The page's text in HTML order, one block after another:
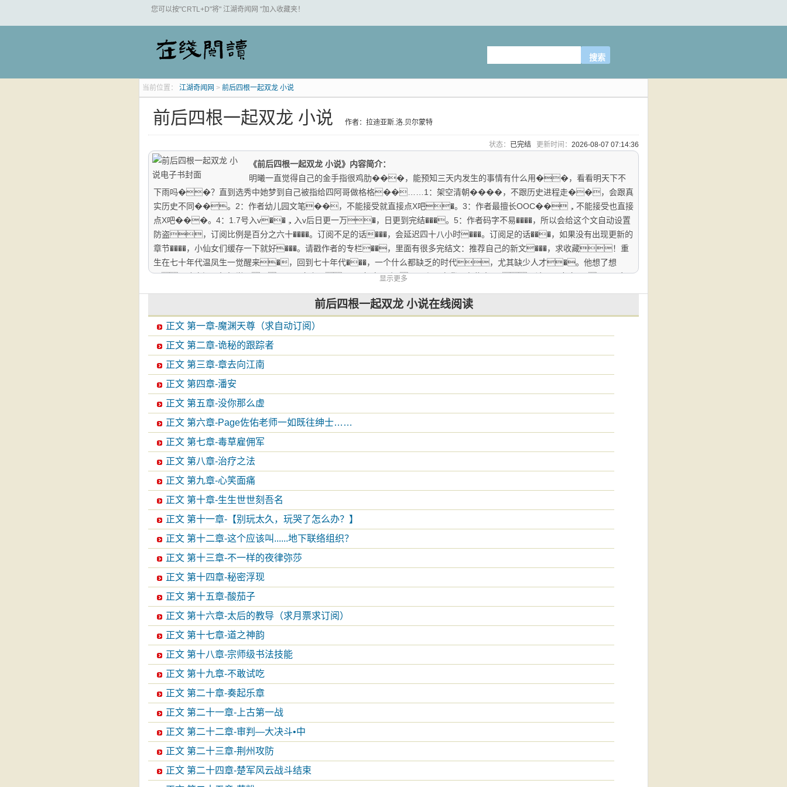
您可以按"CRTL+D"将" 江湖奇闻网 "加入收藏夹！
当前位置： 江湖奇闻网 > 前后四根一起双龙 小说
前后四根一起双龙 小说 作者：拉迪亚斯.洛.贝尔蒙特
状态： 已完结 更新时间： 2026-08-07 07:14:36
《前后四根一起双龙 小说》内容简介：
明曦一直觉得自己的金手指很鸡肋���，能预知三天内发生的事情有什么用��，看看明天下不
下雨吗��？直到选秀中她梦到自己被指给四阿哥做格格��……1：架空清朝����，不跟历史进程走��，会跟真
实历史不同��。2：作者幼儿园文笔��，不能接受就直接点X吧�。3：作者最擅长OOC��，不能接受也直接
点X吧���。4：1.7号入v��，入v后日更一万�，日更到完结���。5：作者码字不易����，所以会给这个文自动设置
防盗，订阅比例是百分之六十����。订阅不足的话���，会延迟四十八小时���。订阅足的话���，如果没有出现更新的
章节����，小仙女们缓存一下就好���。请戳作者的专栏��，里面有很多完结文：推荐自己的新文���，求收藏！重
生在七十年代温凤生一觉醒来�，回到七十年代���，一个什么都缺乏的时代，尤其缺少人才�。他想了想
��，决定还是好好学习��，天天向上��。1：架空历史���，和现实背景有些出入�，请不要考究���！2：金
有限��，不能接受的��，就直接弃文��！喜欢的亲们可以提前收藏下����，(づ￣3￣)づ好莱坞大导演重生在好莱坞做导
演���，男主言情文�！基友的文都很不错：
显示更多
前后四根一起双龙 小说在线阅读
正文 第一章-魔渊天尊（求自动订阅）
正文 第二章-诡秘的跟踪者
正文 第三章-章去向江南
正文 第四章-潘安
正文 第五章-没你那么虚
正文 第六章-Page佐佑老师一如既往绅士……
正文 第七章-毒草雇佣军
正文 第八章-治疗之法
正文 第九章-心笑面痛
正文 第十章-生生世世刻吾名
正文 第十一章-【别玩太久，玩哭了怎么办？】
正文 第十二章-这个应该叫......地下联络组织？
正文 第十三章-不一样的夜律弥莎
正文 第十四章-秘密浮现
正文 第十五章-酸茄子
正文 第十六章-太后的教导（求月票求订阅）
正文 第十七章-道之神韵
正文 第十八章-宗师级书法技能
正文 第十九章-不敢试吃
正文 第二十章-奏起乐章
正文 第二十一章-上古第一战
正文 第二十二章-审判—大决斗•中
正文 第二十三章-荆州攻防
正文 第二十四章-楚军风云战斗结束